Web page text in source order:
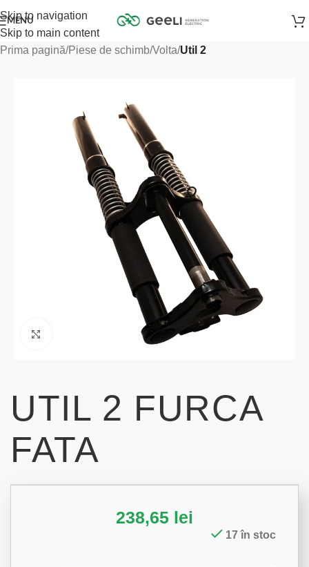
Skip to navigation
Skip to main content
MENU
Prima pagină Piese de schimb Volta Util 2
UTIL 2 FURCA
FATA
238,65 lei
17 în stoc